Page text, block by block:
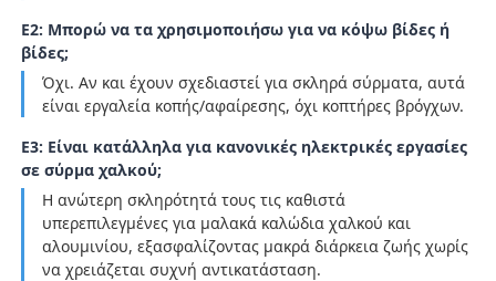
Ε2: Μπορώ να τα χρησιμοποιήσω για να κόψω βίδες ή
βίδες;
Όχι. Αν και έχουν σχεδιαστεί για σκληρά σύρματα, αυτά
είναι εργαλεία κοπής/αφαίρεσης, όχι κοπτήρες βρόγχων.
Ε3: Είναι κατάλληλα για κανονικές ηλεκτρικές εργασίες
σε σύρμα χαλκού;
Η ανώτερη σκληρότητά τους τις καθιστά
υπερεπιλεγμένες για μαλακά καλώδια χαλκού και
αλουμινίου, εξασφαλίζοντας μακρά διάρκεια ζωής χωρίς
να χρειάζεται συχνή αντικατάσταση.